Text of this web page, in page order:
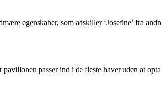
egenskaber, som adskiller ‘Josefine’ fra
passer ind i de fleste haver uden at